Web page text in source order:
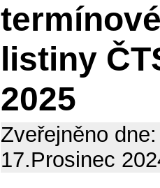
listiny
2025
Zveřejněno dne:
17.Prosinec